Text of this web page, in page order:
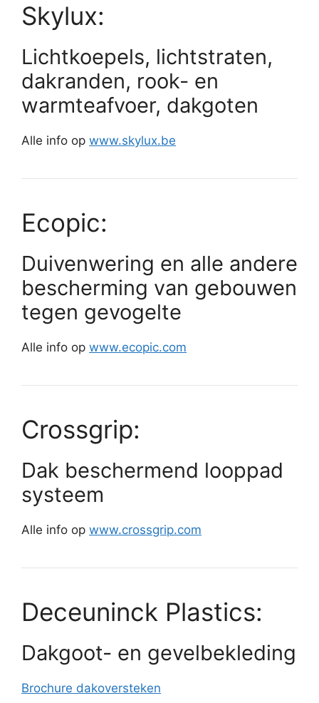
Skylux:
Lichtkoepels, lichtstraten,
dakranden, rook- en
warmteafvoer, dakgoten
Alle info op www.skylux.be
Ecopic:
Duivenwering en alle andere
bescherming van gebouwen
tegen gevogelte
Alle info op www.ecopic.com
Crossgrip:
Dak beschermend looppad
systeem
Alle info op www.crossgrip.com
Deceuninck Plastics:
Dakgoot- en gevelbekleding
Brochure dakoversteken